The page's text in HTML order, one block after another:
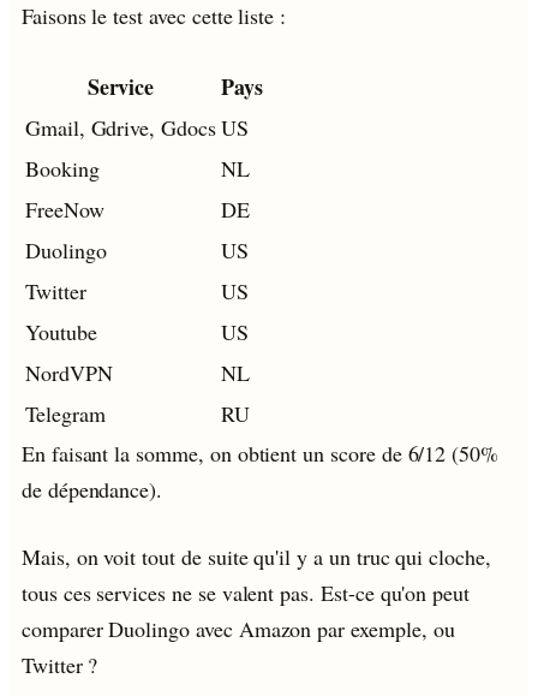
Faisons le test avec cette liste :
Service Pays
Gmail, Gdrive, GdocsUS
Booking
NL
FreeNow
DE
Duolingo
US
Twitter
US
Youtube
US
NordVPN
NL
Telegram
RU
En faisant la somme, on obtient un score de 6/12 (50%
de dépendance).
Mais, on voit tout de suite qu'il y a un truc qui cloche,
tous ces services ne se valent pas. Est-ce qu'on peut
comparer Duolingo avec Amazon par exemple, ou
Twitter ?